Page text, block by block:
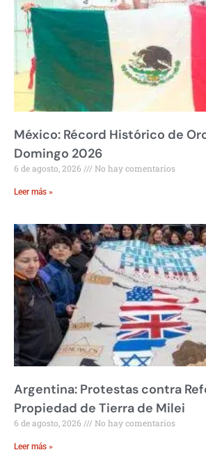
México: Récord Histórico de
Domingo 2026
6 de agosto, 2026 No hay comentarios
Leer más »
Argentina: Protestas contra
Propiedad de Tierra de Milei
6 de agosto, 2026 No hay comentarios
Leer más »